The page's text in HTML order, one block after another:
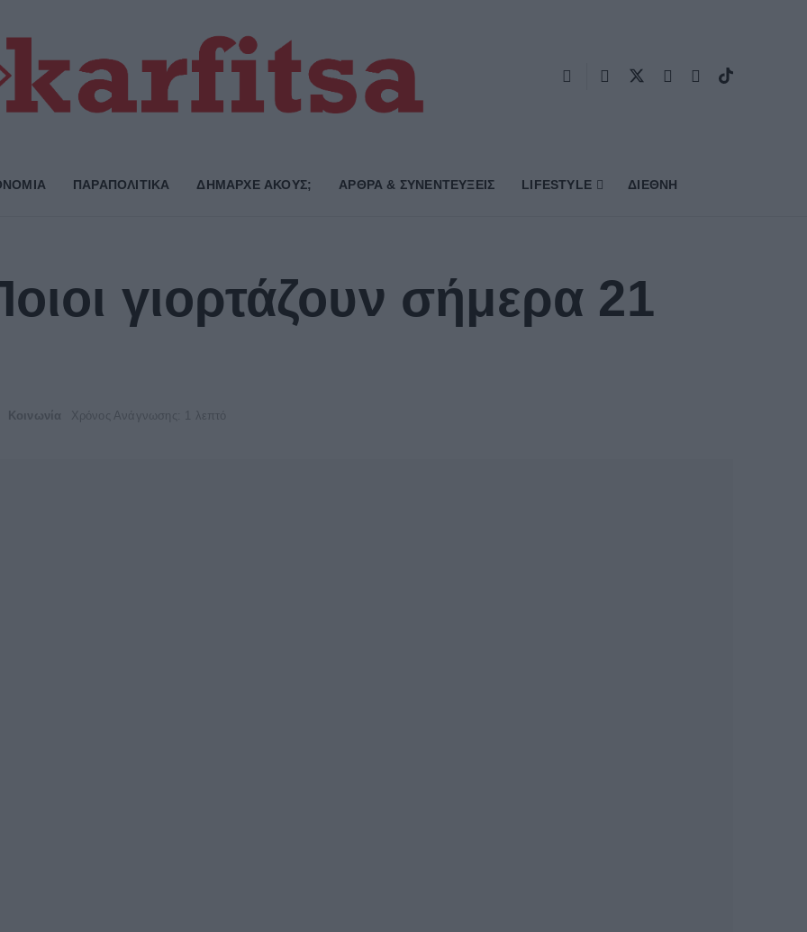
ΠΑΡΑΠΟΛΙΤΙΚΑ ΔΗΜΑΡΧE ΑΚΟΥΣ; ΑΡΘΡΑ & ΣΥΝΕΝΤΕΥΞΕΙΣ LIFESTYLE ΔΙΕΘΝΗ
γιορτάζουν σήμερα 21
Κοινωνία Χρόνος Ανάγνωσης: 1 λεπτό